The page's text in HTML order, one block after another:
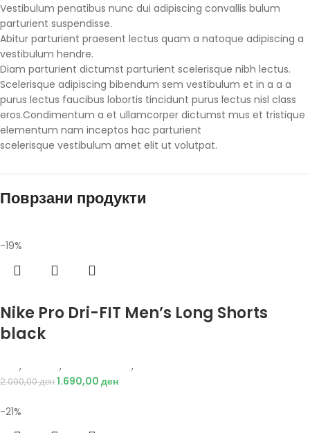
Vestibulum penatibus nunc dui adipiscing convallis bulum
parturient suspendisse.
Abitur parturient praesent lectus quam a natoque adipiscing a
vestibulum hendre.
Diam parturient dictumst parturient scelerisque nibh lectus.
Scelerisque adipiscing bibendum sem vestibulum et in a a a
purus lectus faucibus lobortis tincidunt purus lectus nisl class
eros.Condimentum a et ullamcorper dictumst mus et tristique
elementum nam inceptos hac parturient
scelerisque vestibulum amet elit ut volutpat.
Поврзани продукти
-19%
Nike Pro Dri-FIT Men’s Long Shorts
black
, , ,
2.090,00ден1.690,00 ден
-21%